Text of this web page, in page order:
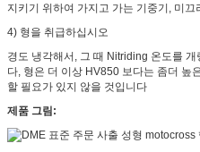
지키기 위하여 가지고 가는 기중기, 미끄
4) 형을 취급하십시오
경도 냉각해서, 그 때 Nitriding 온도를
다, 형은 더 이상 HV850 보다는 좀더 높
할 필요가 있지 않을 것입니다
제품 그림: